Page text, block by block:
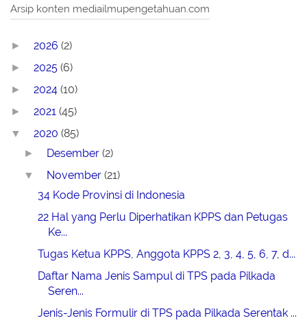
Arsip konten mediailmupengetahuan.com
► 2026 (2)
► 2025 (6)
► 2024 (10)
► 2021 (45)
▼ 2020 (85)
► Desember(2)
▼ November(21)
34 Kode Provinsi di Indonesia
22 Hal yang Perlu Diperhatikan KPPS dan Petugas
Ke...
Tugas Ketua KPPS, Anggota KPPS 2, 3, 4, 5, 6, 7, d...
Daftar Nama Jenis Sampul di TPS pada Pilkada
Seren...
Jenis-Jenis Formulir di TPS pada Pilkada Serentak ...